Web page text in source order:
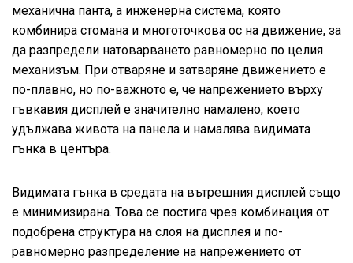
механична панта, а инженерна система, която
комбинира стомана и многоточкова ос на движение, за
да разпредели натоварването равномерно по целия
механизъм. При отваряне и затваряне движението е
по-плавно, но по-важното е, че напрежението върху
гъвкавия дисплей е значително намалено, което
удължава живота на панела и намалява видимата
гънка в центъра.
Видимата гънка в средата на вътрешния дисплей също
е минимизирана. Това се постига чрез комбинация от
подобрена структура на слоя на дисплея и по-
равномерно разпределение на напрежението от